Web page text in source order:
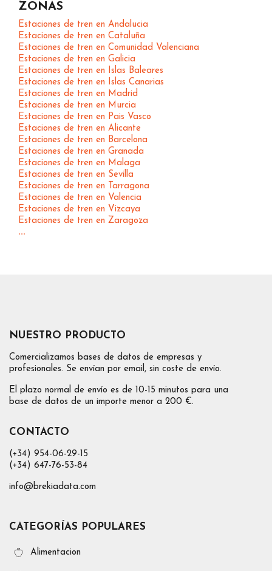
ZONAS
Estaciones de tren en Andalucia
Estaciones de tren en Cataluña
Estaciones de tren en Comunidad Valenciana
Estaciones de tren en Galicia
Estaciones de tren en Islas Baleares
Estaciones de tren en Islas Canarias
Estaciones de tren en Madrid
Estaciones de tren en Murcia
Estaciones de tren en Pais Vasco
Estaciones de tren en Alicante
Estaciones de tren en Barcelona
Estaciones de tren en Granada
Estaciones de tren en Malaga
Estaciones de tren en Sevilla
Estaciones de tren en Tarragona
Estaciones de tren en Valencia
Estaciones de tren en Vizcaya
Estaciones de tren en Zaragoza
...
NUESTRO PRODUCTO
Comercializamos bases de datos de empresas y
profesionales. Se envían por email, sin coste de envío.
El plazo normal de envío es de 10-15 minutos para una
base de datos de un importe menor a 200 €.
CONTACTO
(+34) 954-06-29-15
(+34) 647-76-53-84
info@brekiadata.com
CATEGORÍAS POPULARES
Alimentacion